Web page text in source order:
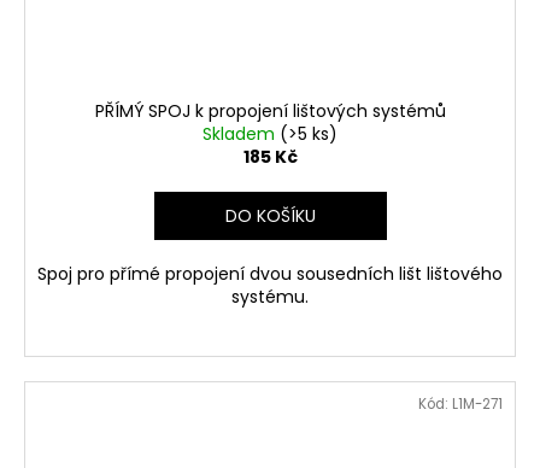
PŘÍMÝ SPOJ k propojení lištových systémů
Skladem (>5 ks)
185 Kč
DO KOŠÍKU
Spoj pro přímé propojení dvou sousedních lišt lištového
systému.
Kód: L1M-271